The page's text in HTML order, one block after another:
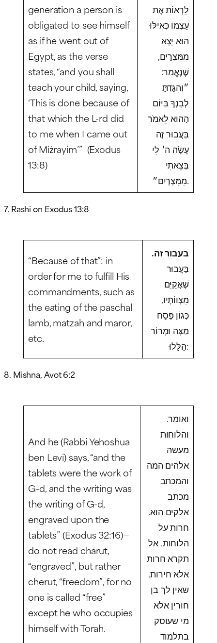
generation a person is
obligated to see himself
as if he went out of
Egypt, as the verse
states, “and you shall
teach your child, saying,
‘This is done because of
that which the L-rd did
to me when I came out
of Miżrayim’” (Exodus
13:8)
לִרְאוֹת אֶת
עַצְמוֹ כְּאִילּוּ
הוּא יָצָא
מִמִּצְרַיִם,
שֶׁנֶּאֱמַר:
״וְהִגַּדְתָּ
לְבִנְךָ בַּיּוֹם
הַהוּא לֵאמֹר
בַּעֲבוּר זֶה
עָשָׂה ה׳ לִי
בְּצֵאתִי
מִמִּצְרָיִם״.
7. Rashi on Exodus 13:8
“Because of that”: in
order for me to fulfill His
commandments, such as
the eating of the paschal
lamb, matzah and maror,
etc.
בעבור זה.
בַּעֲבוּר
שֶׁאֲקַיֵּם
מִצְווֹתָיו,
כְּגוֹן פֶּסַח
מַצָּה וּמָרוֹר
הַלָּלוּ:
8. Mishna, Avot 6:2
And he (Rabbi Yehoshua
ben Levi) says, “and the
tablets were the work of
G-d, and the writing was
the writing of G-d,
engraved upon the
tablets” (Exodus 32:16)—
do not read charut,
“engraved”, but rather
cherut,“freedom”, for no
one is called “free”
except he who occupies
himself with Torah.
ואומר.
והלוחות
מעשה
אלהים המה
והמכתב
מכתב
אלקים הוא.
חרות על
הלוחות. אל
תקרא חרות
אלא חירות.
שאין לך בן
חורין אלא
מי שעוסק
בתלמוד